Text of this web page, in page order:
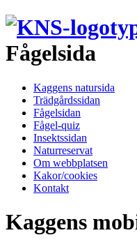
Fågelsida
Kaggens natursida
Trädgårdssidan
Fågelsidan
Fågel-quiz
Insektssidan
Naturreservat
Om webbplatsen
Kakor/cookies
Kontakt
Kaggens